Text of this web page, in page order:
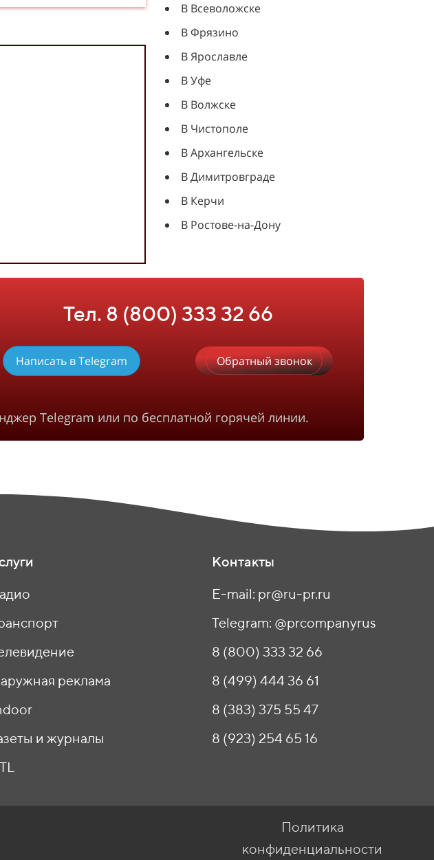
В Всеволожске
В Фрязино
В Ярославле
В Уфе
В Волжске
В Чистополе
В Архангельске
В Димитровграде
В Керчи
В Ростове-на-Дону
Тел. 8 (800) 333 32 66
Написать в Telegram Обратный звонок
Telegram или по бесплатной горячей линии.
реклама
и журналы
Контакты
E-mail: pr@ru-pr.ru
Telegram: @prcompanyrus
8 (800) 333 32 66
8 (499) 444 36 61
8 (383) 375 55 47
8 (923) 254 65 16
Политика
конфиденциальности